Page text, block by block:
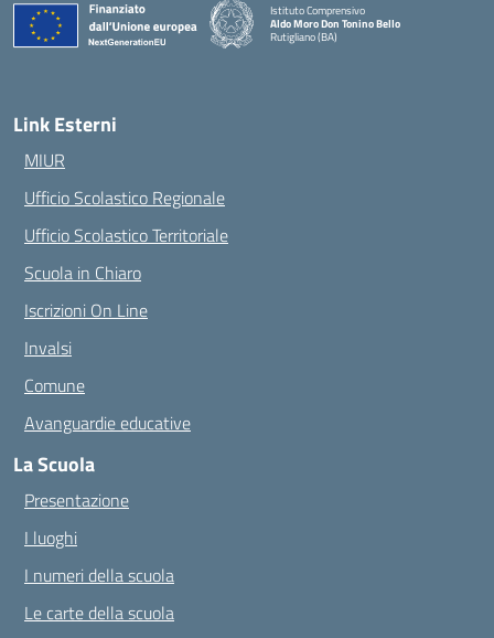
Istituto Comprensivo
Aldo Moro Don Tonino Bello
Rutigliano (BA)
— Visita la pagina iniziale della scuola
Link Esterni
MIUR
Ufficio Scolastico Regionale
Ufficio Scolastico Territoriale
Scuola in Chiaro
Iscrizioni On Line
Invalsi
Comune
Avanguardie educative
La Scuola
Presentazione
I luoghi
I numeri della scuola
Le carte della scuola